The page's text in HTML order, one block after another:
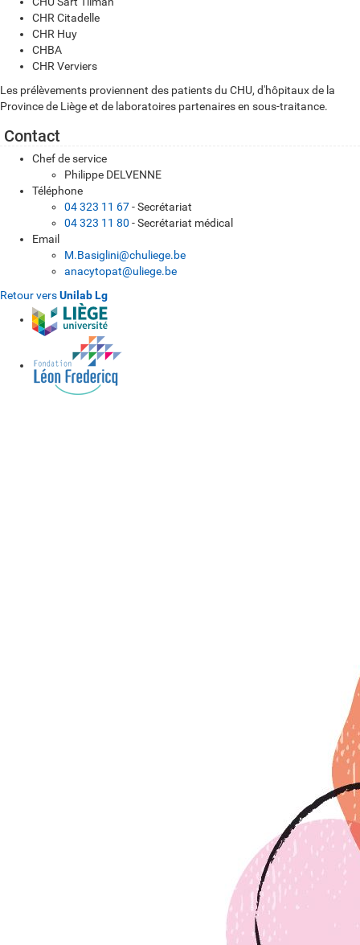
CHR Citadelle
CHR Huy
CHBA
CHR Verviers
Les prélèvements proviennent des patients du CHU, d'hôpitaux de la
Province de Liège et de laboratoires partenaires en sous-traitance.
Contact
Chef de service
Philippe DELVENNE
Téléphone
04 323 11 67- Secrétariat
04 323 11 80 - Secrétariat médical
Email
M.Basiglini@chuliege.be
anacytopat@uliege.be
Retour versUnilab Lg